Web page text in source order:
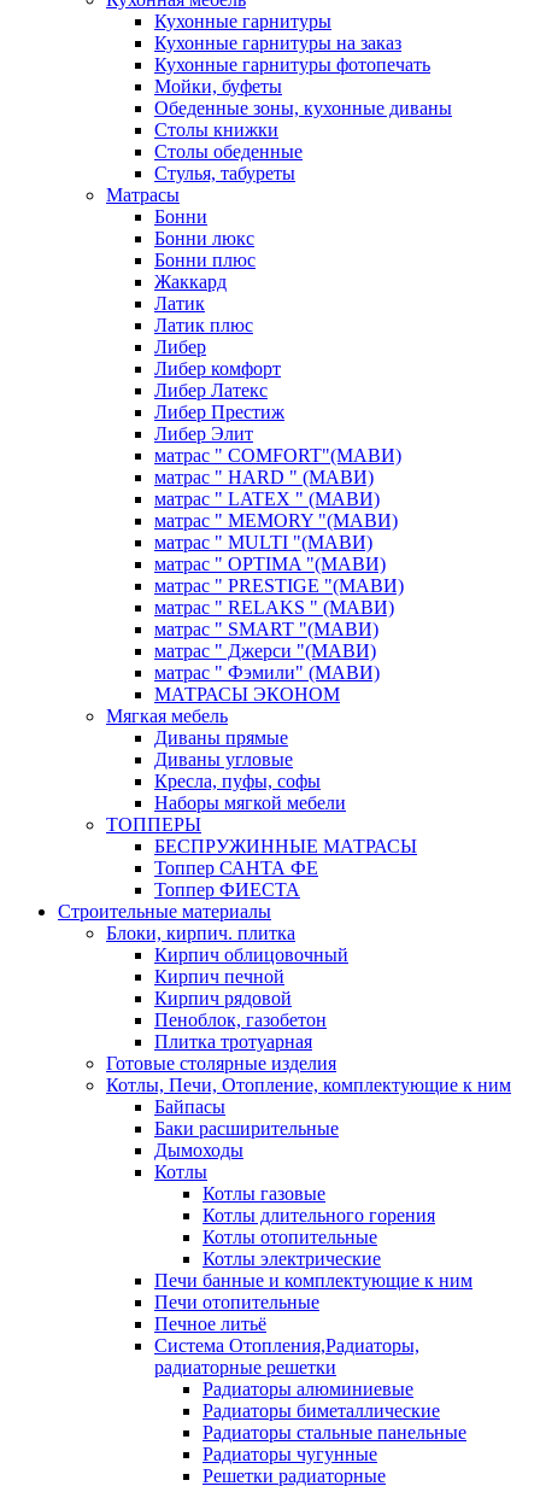
Кухонные гарнитуры
Кухонные гарнитуры на заказ
Кухонные гарнитуры фотопечать
Мойки, буфеты
Обеденные зоны, кухонные диваны
Столы книжки
Столы обеденные
Стулья, табуреты
Матрасы
Бонни
Бонни люкс
Бонни плюс
Жаккард
Латик
Латик плюс
Либер
Либер комфорт
Либер Латекс
Либер Престиж
Либер Элит
матрас " COMFORT"(МАВИ)
матрас " HARD " (МАВИ)
матрас " LATEX " (МАВИ)
матрас " MEMORY "(МАВИ)
матрас " MULTI "(МАВИ)
матрас " OPTIMA "(МАВИ)
матрас " PRESTIGE "(МАВИ)
матрас " RELAKS " (МАВИ)
матрас " SMART "(МАВИ)
матрас " Джерси "(МАВИ)
матрас " Фэмили" (МАВИ)
МАТРАСЫ ЭКОНОМ
Мягкая мебель
Диваны прямые
Диваны угловые
Кресла, пуфы, софы
Наборы мягкой мебели
ТОППЕРЫ
БЕСПРУЖИННЫЕ МАТРАСЫ
Топпер САНТА ФЕ
Топпер ФИЕСТА
Строительные материалы
Блоки, кирпич. плитка
Кирпич облицовочный
Кирпич печной
Кирпич рядовой
Пеноблок, газобетон
Плитка тротуарная
Готовые столярные изделия
Котлы, Печи, Отопление, комплектующие к ним
Байпасы
Баки расширительные
Дымоходы
Котлы
Котлы газовые
Котлы длительного горения
Котлы отопительные
Котлы электрические
Печи банные и комплектующие к ним
Печи отопительные
Печное литьё
Система Отопления,Радиаторы,
радиаторные решетки
Радиаторы алюминиевые
Радиаторы биметаллические
Радиаторы стальные панельные
Радиаторы чугунные
Решетки радиаторные